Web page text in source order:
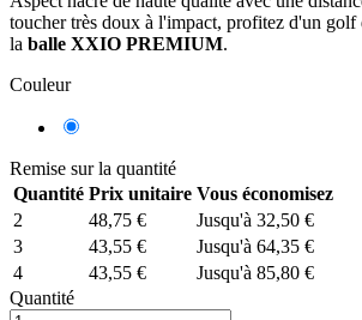
toucher très doux à l'impact, profitez d'un golf
la balle XXIO PREMIUM.
Couleur
Remise sur la quantité
Quantité Prix unitaire Vous économisez
2
48,75 €
Jusqu'à 32,50 €
3
43,55 €
Jusqu'à 64,35 €
4
43,55 €
Jusqu'à 85,80 €
Quantité